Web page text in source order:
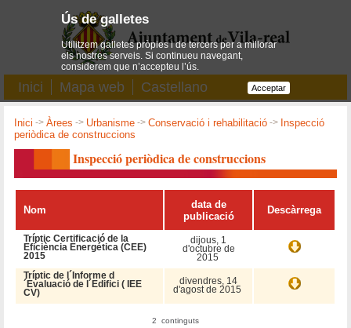
Inici Mapa web Castellano
Inici ->Àrees -> Urbanisme ->Conservació i rehabilitació -> Inspecció
periòdica de construccions
Inspecció periòdica de construccions
Nom
data de
publicació
Descàrrega
Tríptic Certificació de la
Eficiència Energética (CEE)
2015
dijous, 1
d'octubre de
2015
Tríptic de l´Informe d
´Evaluació de l´Edifici ( IEE
CV)
divendres, 14
d'agost de 2015
2 continguts
Ús de galletes
Utilitzem galletes pròpies i de tercers per a millorar
els nostres serveis. Si continueu navegant,
considerem que n’accepteu l’ús.
Acceptar